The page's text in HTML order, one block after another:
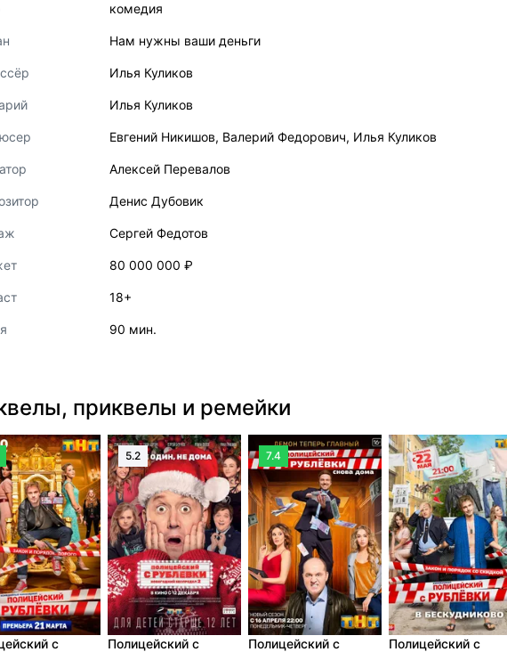
комедия
Нам нужны ваши деньги
Илья Куликов
Илья Куликов
Евгений Никишов, Валерий Федорович, Илья Куликов
Алексей Перевалов
Денис Дубовик
Сергей Федотов
80 000 000 ₽
18+
90 мин.
приквелы и ремейки
с
5.2
Полицейский с
7.4
Полицейский с
Полицейский с